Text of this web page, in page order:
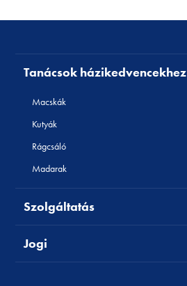
Tanácsok házikedvencekhez
Macskák
Kutyák
Rágcsáló
Madarak
Szolgáltatás
Jogi